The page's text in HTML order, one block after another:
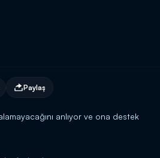
Paylaş
anlıyor ve ona destek